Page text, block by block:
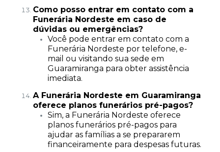
Como posso entrar em contato com a
Funerária Nordeste em caso de
dúvidas ou emergências?
Você pode entrar em contato com a
Funerária Nordeste por telefone, e-
mail ou visitando sua sede em
Guaramiranga para obter assistência
imediata.
A Funerária Nordeste em Guaramiranga
oferece planos funerários pré-pagos?
Sim, a Funerária Nordeste oferece
planos funerários pré-pagos para
ajudar as famílias a se prepararem
financeiramente para despesas futuras.